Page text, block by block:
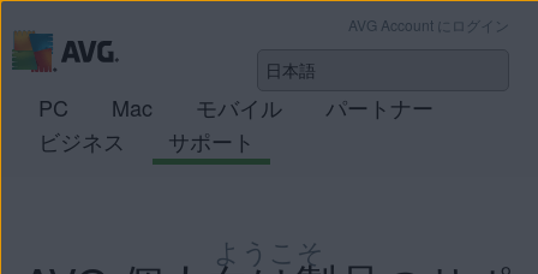
AVG Account にログイン
PC Mac モバイル
パートナー
ビジネス
サポート
ようこそ